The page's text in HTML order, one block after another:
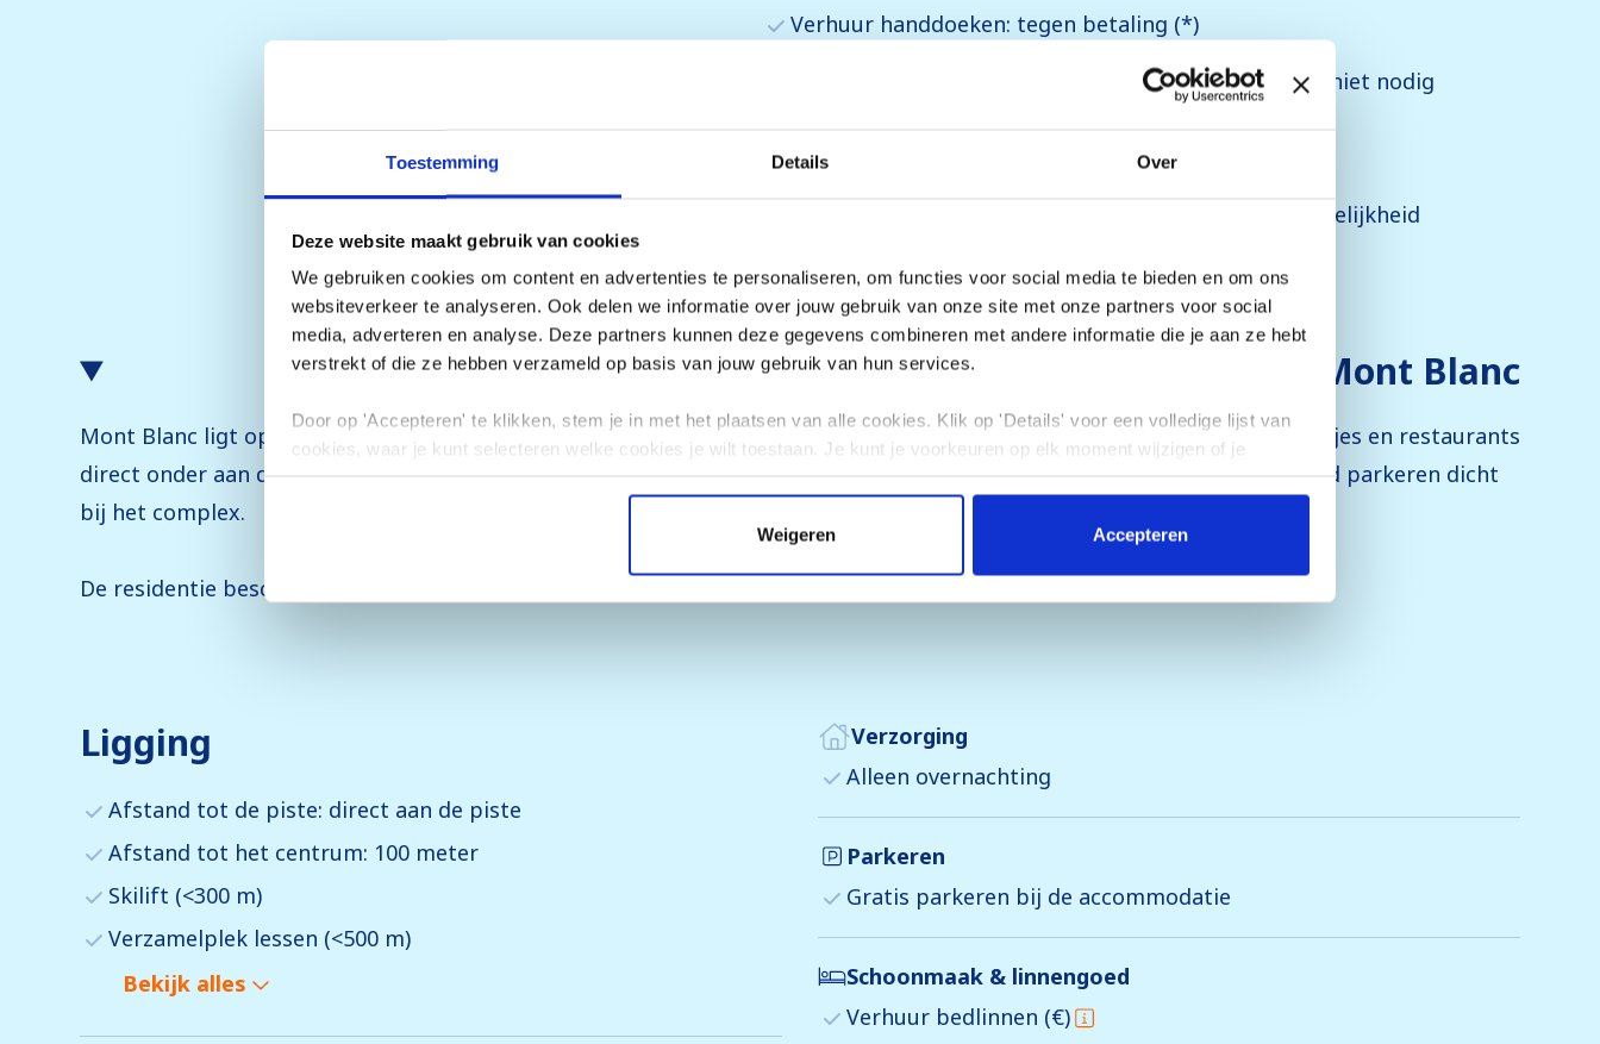
Toestemming Details Over
Deze website maakt gebruik van cookies
We gebruiken cookies om content en advertenties te personaliseren, om functies voor social media te bieden en om ons
websiteverkeer te analyseren. Ook delen we informatie over jouw gebruik van onze site met onze partners voor social
media, adverteren en analyse. Deze partners kunnen deze gegevens combineren met andere informatie die je aan ze hebt
verstrekt of die ze hebben verzameld op basis van jouw gebruik van hun services.
Door op 'Accepteren' te klikken, stem je in met het plaatsen van alle cookies. Klik op 'Details' voor een volledige lijst van
cookies, waar je kunt selecteren welke cookies je wilt toestaan. Je kunt je voorkeuren op elk moment wijzigen of je
Weigeren Accepteren
Verhuur handdoeken: tegen betaling (*)
(*) bestellen en betalen bij receptie, vooraf reserveren niet nodig
(***) verplichte kosten, betalen bij receptie
De vermelde bedragen zijn indicatief en kunnen in werkelijkheid
Mont Blanc
Mont Blanc ligt op een fantastische locatie in het hart van het skigebied, vlak bij de pistes en het dorp. Je vindt er winkeltjes en restaurants
direct onder aan de residentie, perfect voor een snelle hap of boodschappen. De skibus stopt in de buurt, en er is betaald parkeren dicht
bij het complex.
De residentie beschikt...
Ligging
Afstand tot de piste: direct aan de piste
Afstand tot het centrum: 100 meter
Skilift (<300 m)
Verzamelplek lessen (<500 m)
Bekijk alles
Verzorging
Alleen overnachting
Parkeren
Gratis parkeren bij de accommodatie
Schoonmaak & linnengoed
Verhuur bedlinnen (€)